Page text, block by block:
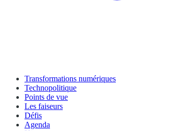
Transformations numériques
Technopolitique
Points de vue
Les faiseurs
Défis
Agenda